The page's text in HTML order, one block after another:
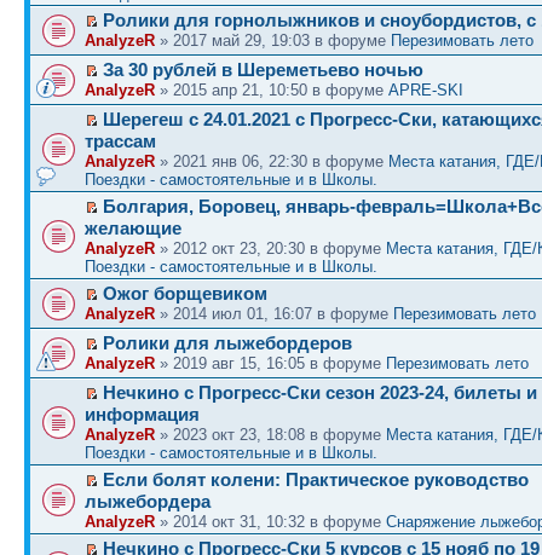
Ролики для горнолыжников и сноубордистов,
AnalyzeR » 2017 май 29, 19:03 в форуме Перезимовать лето
За 30 рублей в Шереметьево ночью
AnalyzeR » 2015 апр 21, 10:50 в форуме APRE-SKI
Шерегеш с 24.01.2021 с Прогресс-Ски,
трассам
AnalyzeR » 2021 янв 06, 22:30 в форуме Места катания,
Поездки - самостоятельные и в Школы.
Болгария, Боровец, январь-
желающие
AnalyzeR » 2012 окт 23, 20:30 в форуме Места катания,
Поездки - самостоятельные и в Школы.
Ожог борщевиком
AnalyzeR » 2014 июл 01, 16:07 в форуме Перезимовать лето
Ролики для лыжебордеров
AnalyzeR » 2019 авг 15, 16:05 в форуме Перезимовать лето
Нечкино с Прогресс-Ски сезон 2023-24, билеты и
информация
AnalyzeR » 2023 окт 23, 18:08 в форуме Места катания,
Поездки - самостоятельные и в Школы.
Если болят колени: Практическое руководство
лыжебордера
AnalyzeR » 2014 окт 31, 10:32 в форуме Снаряжение
Нечкино с Прогресс-Ски 5 курсов с 15 нояб по